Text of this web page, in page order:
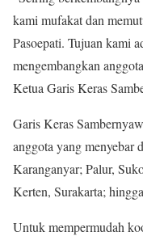
kami mufakat dan
Pasoepati. Tujuan kami
mengembangkan
Ketua Garis Keras
Garis Keras
anggota yang menyebar
Karanganyar; Palur,
Kerten, Surakarta;
Untuk mempermudah